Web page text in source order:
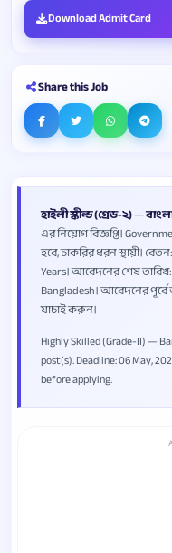
হাইলী স্কীল্ড (গ্রেড-২)—
এর নিয়োগ বিজ্ঞপ্তি।
হবে, চাকরির ধরন স্থায়ী।
Years। আবেদনের শেষ তারিখ:
Bangladesh। আবেদনের
যাচাই করুন।
Highly Skilled (Grade-II) —
post(s). Deadline: 06 May,
before applying.
Download Admit Card
Share this Job